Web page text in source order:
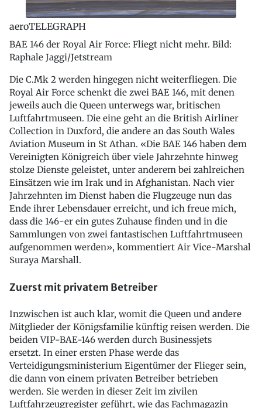
aeroTELEGRAPH
BAE 146 der Royal Air Force: Fliegt nicht mehr. Bild:
Raphale Jaggi/Jetstream
Die C.Mk 2 werden hingegen nicht weiterfliegen. Die
Royal Air Force schenkt die zwei BAE 146, mit denen
jeweils auch die Queen unterwegs war, britischen
Luftfahrtmuseen. Die eine geht an die British Airliner
Collection in Duxford, die andere an das South Wales
Aviation Museum in St Athan. «Die BAE 146 haben dem
Vereinigten Königreich über viele Jahrzehnte hinweg
stolze Dienste geleistet, unter anderem bei zahlreichen
Einsätzen wie im Irak und in Afghanistan. Nach vier
Jahrzehnten im Dienst haben die Flugzeuge nun das
Ende ihrer Lebensdauer erreicht, und ich freue mich,
dass die 146-er ein gutes Zuhause finden und in die
Sammlungen von zwei fantastischen Luftfahrtmuseen
aufgenommen werden», kommentiert Air Vice-Marshal
Suraya Marshall.
Zuerst mit privatem Betreiber
Inzwischen ist auch klar, womit die Queen und andere
Mitglieder der Königsfamilie künftig reisen werden. Die
beiden VIP-BAE-146 werden durch Businessjets
ersetzt. In einer ersten Phase werde das
Verteidigungsministerium Eigentümer der Flieger sein,
die dann von einem privaten Betreiber betrieben
werden. Sie werden in dieser Zeit im zivilen
Luftfahrzeugregister geführt, wie das Fachmagazin